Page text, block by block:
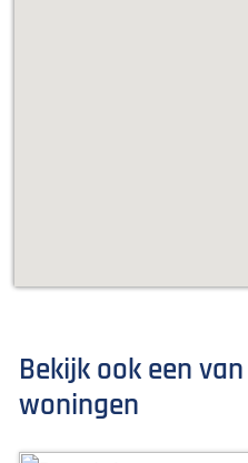
Bekijk ook een
woningen